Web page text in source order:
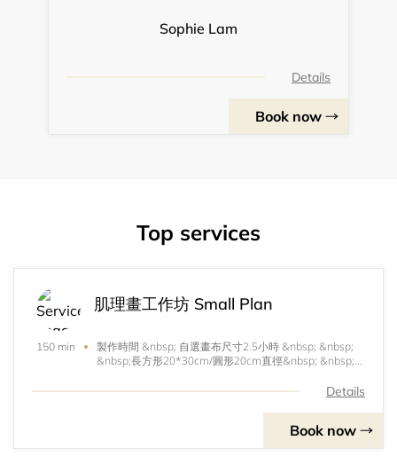
Sophie Lam
Details
Book now
Top services
肌理畫工作坊 Small Plan
150 min
製作時間 &nbsp; 自選畫布尺寸2.5小時 &nbsp; &nbsp;
&nbsp;長方形20*30cm/圓形20cm直徑&nbsp; &nbsp;
&nbsp;/正方形20*20cm,25*25cm
Details
Book now